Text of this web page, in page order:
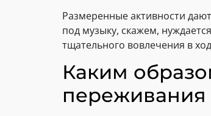
Размеренные активности
под музыку, скажем,
тщательного вовлечения в
Каким
переживания